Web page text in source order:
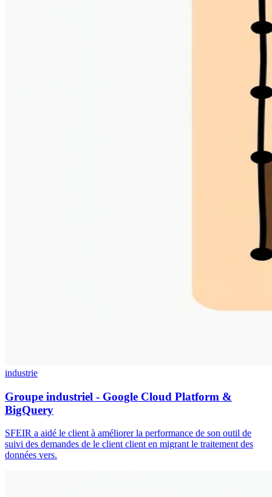
industrie
Groupe industriel - Google Cloud Platform &
BigQuery
SFEIR a aidé le client à améliorer la performance de son outil de
suivi des demandes de le client client en migrant le traitement des
données vers.